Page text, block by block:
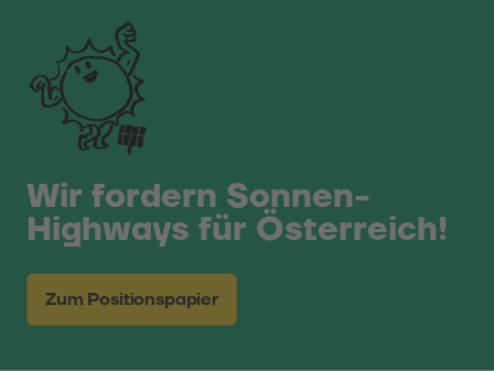
Wir fordern Sonnen-
Highways für Österreich!
Zum Positionspapier